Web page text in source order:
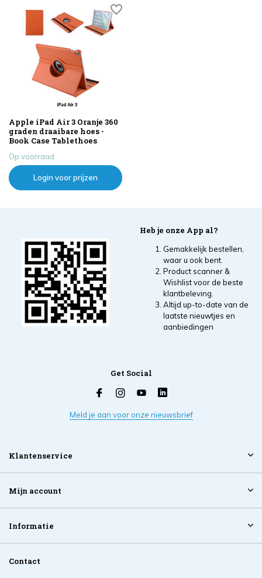
Apple iPad Air 3 Oranje 360
graden draaibare hoes -
Book Case Tablethoes
Op voorraad
Login voor prijzen
Heb je onze App al?
Gemakkelijk bestellen,
waar u ook bent.
Product scanner &
Wishlist voor de beste
klantbeleving.
Altijd up-to-date van de
laatste nieuwtjes en
aanbiedingen
Get Social
Meld je aan voor onze nieuwsbrief
Klantenservice
Mijn account
Informatie
Contact